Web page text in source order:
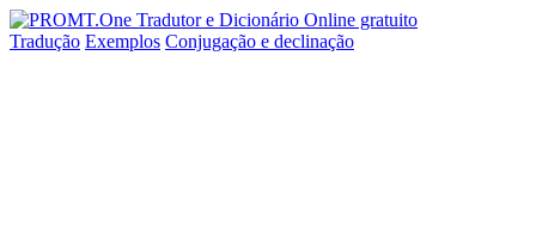
Tradução Exemplos Conjugação e declinação